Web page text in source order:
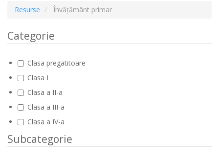
Resurse Învățământ primar
Categorie
Clasa pregatitoare
Clasa I
Clasa a II-a
Clasa a III-a
Clasa a IV-a
Subcategorie